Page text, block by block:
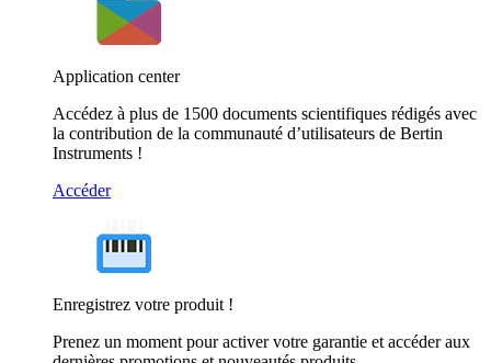
Application center
Accédez à plus de 1500 documents scientifiques rédigés avec
la contribution de la communauté d’utilisateurs de Bertin
Instruments !
Accéder
Enregistrez votre produit !
Prenez un moment pour activer votre garantie et accéder aux